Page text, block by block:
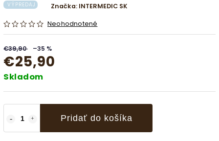
VÝPREDAJ
Neohodnotené
Značka: INTERMEDIC SK
€39,90 –35 %
€25,90
Skladom
Pridať do košíka